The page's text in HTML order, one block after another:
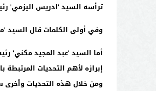
ترأسه السيد 'ادريس اليزمي'
وفي أولى الكلمات قال السيد
أما السيد 'عبد المجيد مكني'
إبرازه لأهم التحديات
ومن خلال هذه التحديات وأخرى